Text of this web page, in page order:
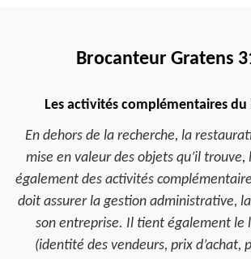
Brocanteur Gratens
Les activités complémentaires
En dehors de la recherche, la
mise en valeur des objets qu’il
également des activités
doit assurer la gestion administrative,
son entreprise. Il tient également le
(identité des vendeurs, prix d’achat,